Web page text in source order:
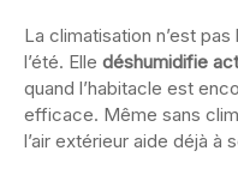
La climatisation n’est
l’été. Elle déshumidifie
quand l’habitacle est
efficace. Même sans
l’air extérieur aide déjà à